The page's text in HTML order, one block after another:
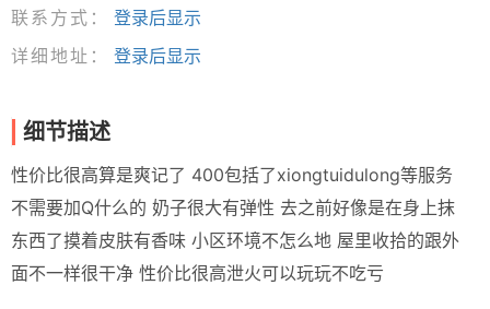
联系方式：
登录后显示
详细地址：
登录后显示
细节描述
性价比很高算是爽记了 400包括了xiongtuidulong等服务
不需要加Q什么的 奶子很大有弹性 去之前好像是在身上抹
东西了摸着皮肤有香味 小区环境不怎么地 屋里收拾的跟外
面不一样很干净 性价比很高泄火可以玩玩不吃亏